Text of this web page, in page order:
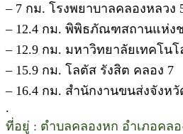
– 7 กม. โรงพยาบาลคลองหลวง
– 12.4 กม. พิพิธภัณฑสถานแห่ง
– 12.9 กม. มหาวิทยาลัยเทคโน
– 15.9 กม. โลตัส รังสิต คลอง 7
– 16.4 กม. สำนักงานขนส่งจังห
.
ที่อยู่ : ตำบลคลองหก อำเภอคล